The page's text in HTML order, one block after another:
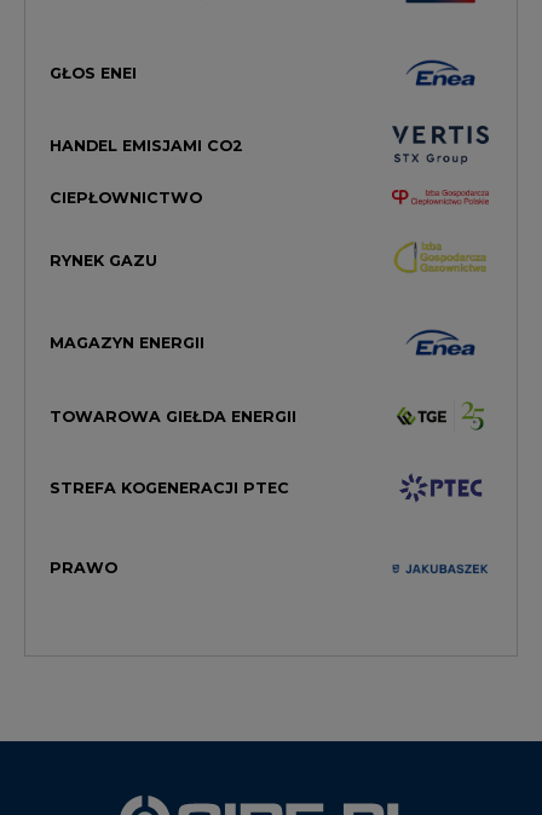
GŁOS ENEI
HANDEL EMISJAMI CO2
CIEPŁOWNICTWO
RYNEK GAZU
MAGAZYN ENERGII
TOWAROWA GIEŁDA ENERGII
STREFA KOGENERACJI PTEC
PRAWO